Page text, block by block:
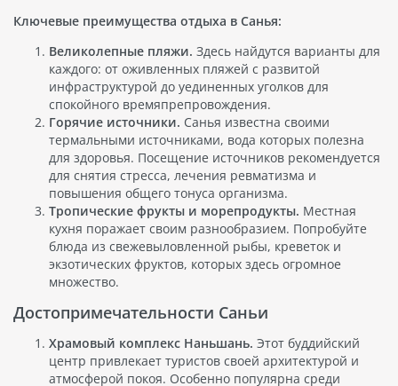
Ключевые преимущества отдыха в Санья:
Великолепные пляжи. Здесь найдутся варианты для
каждого: от оживленных пляжей с развитой
инфраструктурой до уединенных уголков для
спокойного времяпрепровождения.
Горячие источники. Санья известна своими
термальными источниками, вода которых полезна
для здоровья. Посещение источников рекомендуется
для снятия стресса, лечения ревматизма и
повышения общего тонуса организма.
Тропические фрукты и морепродукты. Местная
кухня поражает своим разнообразием. Попробуйте
блюда из свежевыловленной рыбы, креветок и
экзотических фруктов, которых здесь огромное
множество.
Достопримечательности Саньи
Храмовый комплекс Наньшань. Этот буддийский
центр привлекает туристов своей архитектурой и
атмосферой покоя. Особенно популярна среди